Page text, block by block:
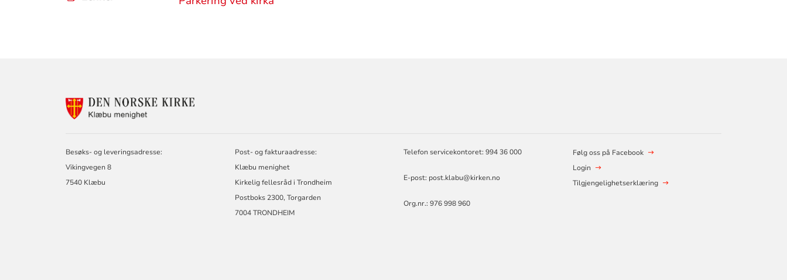
KONTAKTINFORMASJON
Besøks- og leveringsadresse:
Vikingvegen 8
7540 Klæbu
Post- og fakturaadresse:
Klæbu menighet
Kirkelig fellesråd i Trondheim
Postboks 2300, Torgarden
7004 TRONDHEIM
Telefon servicekontoret: 994 36 000
E-post: post.klabu@kirken.no
Org.nr.: 976 998 960
Følg oss på Facebook
Login
Tilgjengelighetserklæring